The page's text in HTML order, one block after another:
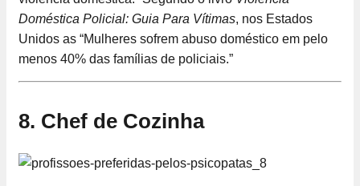
Doméstica Policial: Guia Para Vítimas, nos Estados
Unidos as “Mulheres sofrem abuso doméstico em pelo
menos 40% das famílias de policiais.”
8. Chef de Cozinha